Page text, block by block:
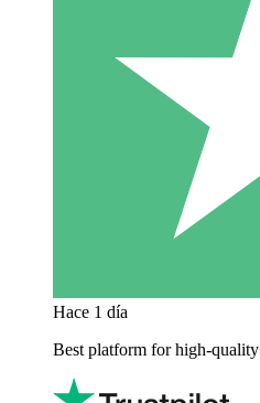
Hace 1 día
Best platform for high-quality